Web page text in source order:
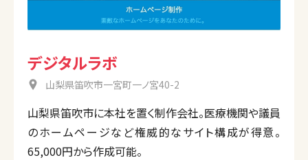
デジタルラボ
山梨県笛吹市一宮町一ノ宮40-2
山梨県笛吹市に本社を置く制作会社。医療機関や議員
のホームページなど権威的なサイト構成が得意。
65,000円から作成可能。